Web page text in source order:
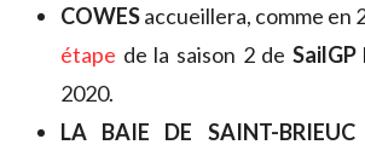
COWESaccueillera, comme en
étape de la saison 2 de SailGP
2020.
LA BAIE DE SAINT-BRIEUC